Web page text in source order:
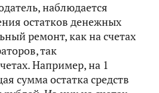
наблюдается
остатков денежных
ремонт, как на счетах
так
Например, на 1
сумма остатка средств